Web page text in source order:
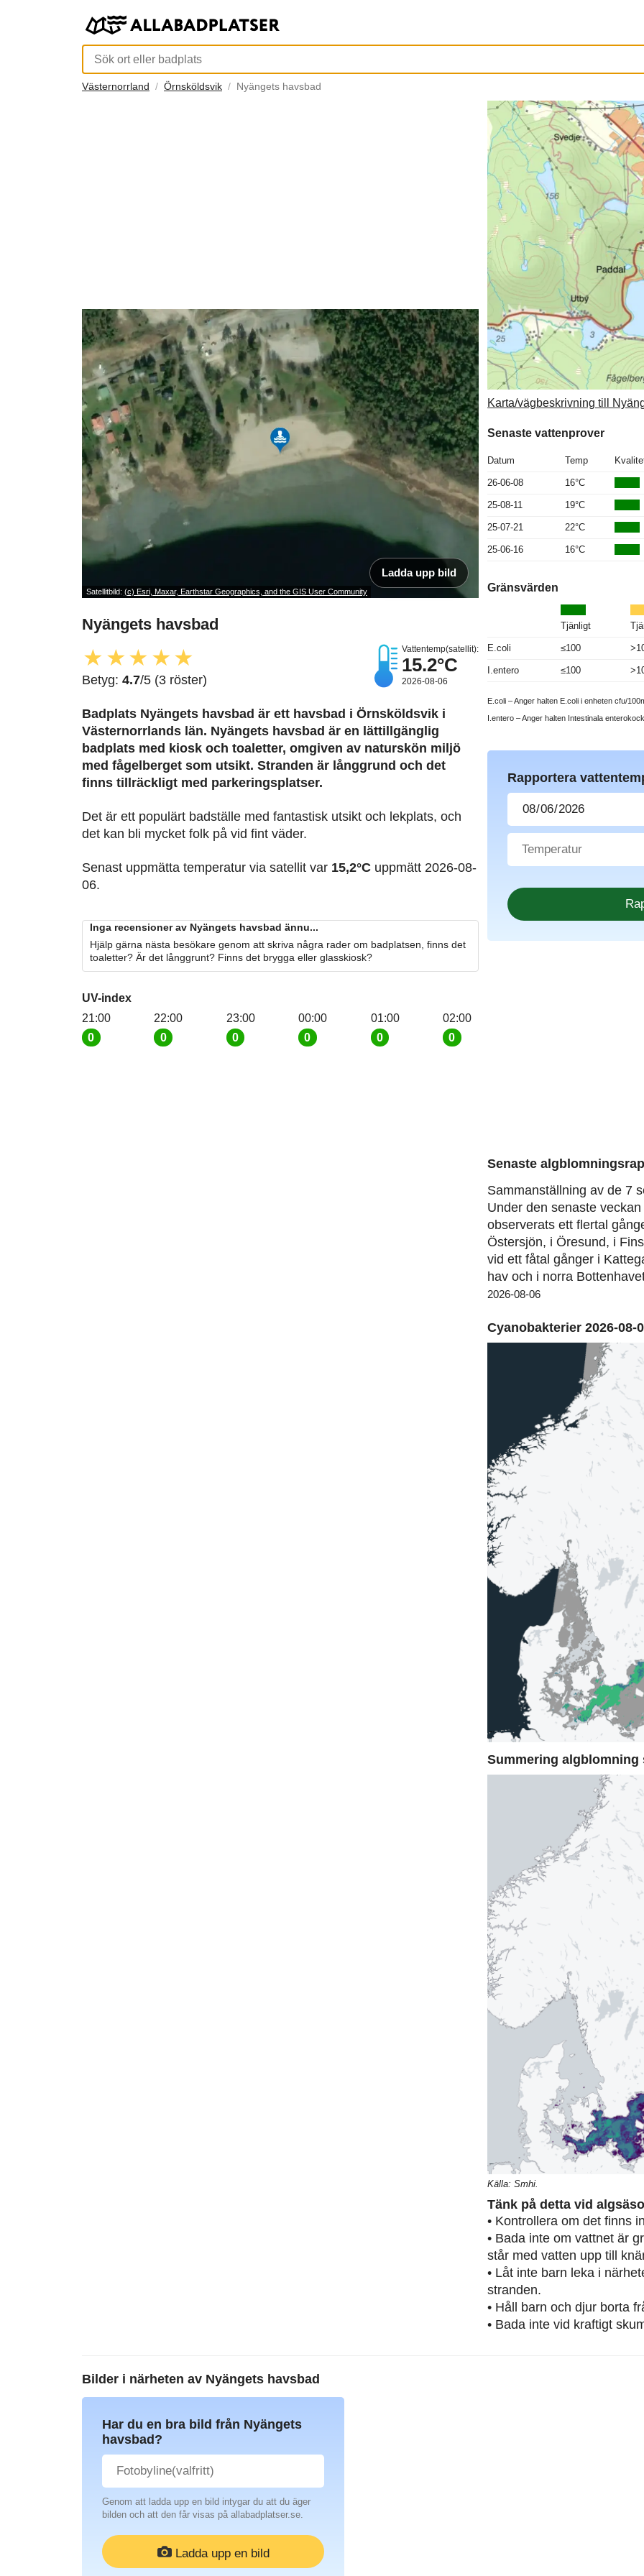
Västernorrland Örnsköldsvik Nyängets havsbad
Satellitbild: (c) Esri, Maxar, Earthstar Geographics, and the GIS User Community
Ladda upp bild
Nyängets havsbad
★ ★★ ★★
Betyg: 4.7/5 (3 röster)
Vattentemp(satellit):
15.2°C
2026-08-06
Badplats Nyängets havsbad är ett havsbad i Örnsköldsvik i
Västernorrlands län. Nyängets havsbad är en lättillgänglig
badplats med kiosk och toaletter, omgiven av naturskön miljö
med fågelberget som utsikt. Stranden är långgrund och det
finns tillräckligt med parkeringsplatser.
Det är ett populärt badställe med fantastisk utsikt och lekplats, och
det kan bli mycket folk på vid fint väder.
Senast uppmätta temperatur via satellit var 15,2°C uppmätt 2026-08-
06.
Inga recensioner av Nyängets havsbad ännu...
Hjälp gärna nästa besökare genom att skriva några rader om badplatsen, finns det
toaletter? Är det långgrunt? Finns det brygga eller glasskiosk?
UV-index
21:00
0
22:00
0
23:00
0
00:00
0
01:00
0
02:00
0
Karta/vägbeskrivning till
Senaste vattenprover
Datum Temp
26-06-08 16°C
25-08-11 19°C
25-07-21 22°C
25-06-16 16°C
Gränsvärden
Tjänligt
E.coli ≤100
I.entero ≤100
E.coli – Anger halten E.coli i enheten cfu/
I.entero – Anger halten Intestinala
Rapportera
Senaste
Sammanställning av de 7
Under den senaste
observerats ett flertal
Östersjön, i Öresund, i
vid ett fåtal gånger i
hav och i norra
2026-08-06
Cyanobakterier 2026-08-
Summering algblomning
Källa: Smhi.
Tänk på detta vid
• Kontrollera om det finns
• Bada inte om vattnet är
står med vatten upp till
• Låt inte barn leka i
stranden.
• Håll barn och djur borta
• Bada inte vid kraftigt
Bilder i närheten av Nyängets havsbad
Har du en bra bild från Nyängets
havsbad?
Genom att ladda upp en bild intygar du att du äger
bilden och att den får visas på allabadplatser.se.
Ladda upp en bild